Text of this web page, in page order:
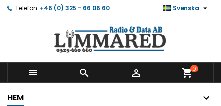
Telefon: +46 (0) 325 - 66 06 60 Svenska 
   shopping_cart0
HEM